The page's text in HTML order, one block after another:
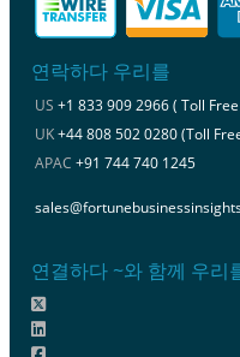
연락하다 우리를
US +1 833 909 2966 ( Toll
UK+44 808 502 0280 (Toll
APAC +91 744 740 1245
연결하다 ~와 함께 우리